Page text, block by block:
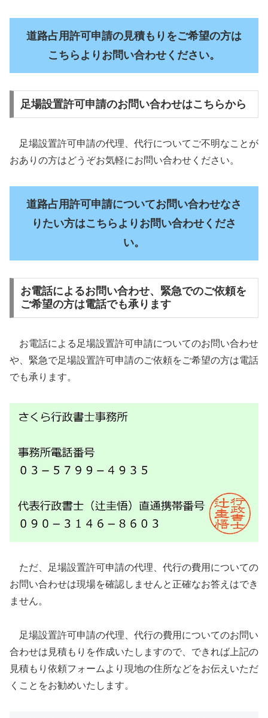
道路占用許可申請の見積もりをご希望の方は
こちらよりお問い合わせください。
足場設置許可申請のお問い合わせはこちらから
足場設置許可申請の代理、代行についてご不明なことが
おありの方はどうぞお気軽にお問い合わせください。
道路占用許可申請についてお問い合わせなさ
りたい方はこちらよりお問い合わせくださ
い。
お電話によるお問い合わせ、緊急でのご依頼を
ご希望の方は電話でも承ります
お電話による足場設置許可申請についてのお問い合わせ
や、緊急で足場設置許可申請のご依頼をご希望の方は電話
でも承ります。
ただ、足場設置許可申請の代理、代行の費用についての
お問い合わせは現場を確認しませんと正確なお答えはでき
ません。
足場設置許可申請の代理、代行の費用についてのお問い
合わせは見積もりを作成いたしますので、できれば上記の
見積もり依頼フォームより現地の住所などをお伝えいただ
くことをお勧めいたします。